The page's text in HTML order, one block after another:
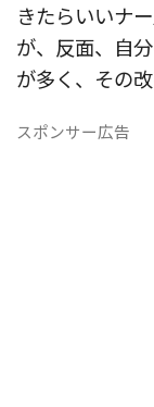
きたらいいナ
が、反面、自
が多く、その
スポンサー広告